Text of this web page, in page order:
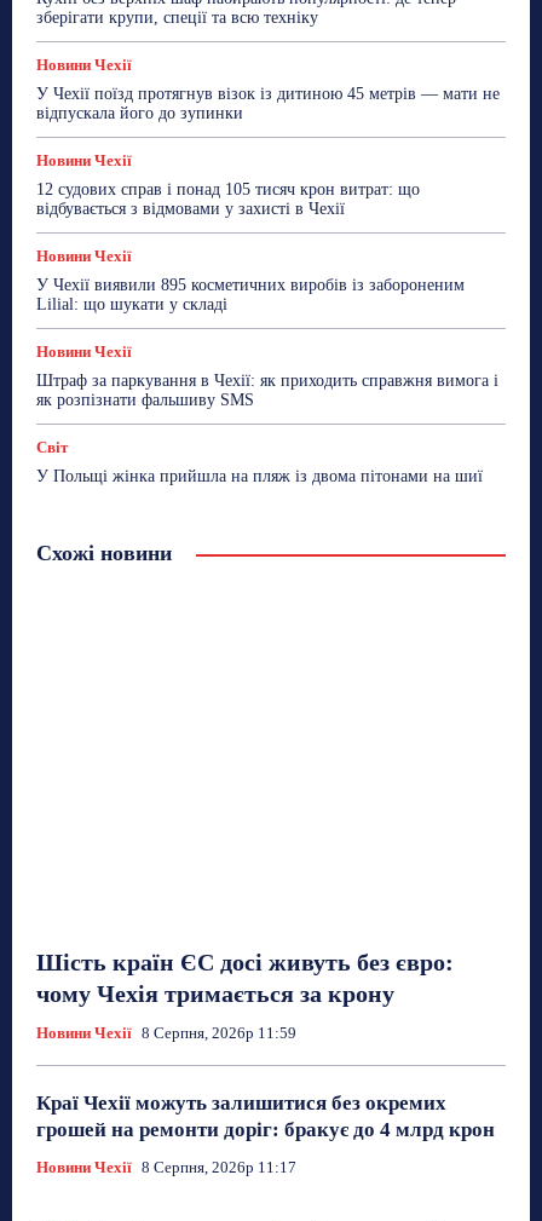
зберігати крупи, спеції та всю техніку
Новини Чехії
У Чехії поїзд протягнув візок із дитиною 45 метрів — мати не
відпускала його до зупинки
Новини Чехії
12 судових справ і понад 105 тисяч крон витрат: що
відбувається з відмовами у захисті в Чехії
Новини Чехії
У Чехії виявили 895 косметичних виробів із забороненим
Lilial: що шукати у складі
Новини Чехії
Штраф за паркування в Чехії: як приходить справжня вимога і
як розпізнати фальшиву SMS
Світ
У Польщі жінка прийшла на пляж із двома пітонами на шиї
Схожі новини
Шість країн ЄС досі живуть без євро:
чому Чехія тримається за крону
Новини Чехії 8 Серпня, 2026р 11:59
Краї Чехії можуть залишитися без окремих
грошей на ремонти доріг: бракує до 4 млрд крон
Новини Чехії 8 Серпня, 2026р 11:17